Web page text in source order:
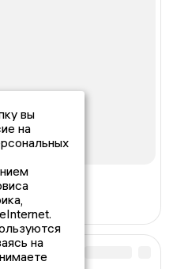
вы
на
на